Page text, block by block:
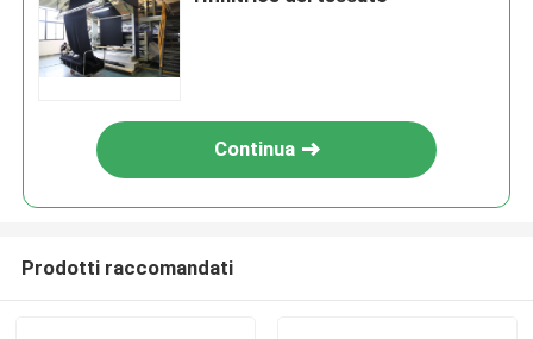
Continua
Prodotti raccomandati